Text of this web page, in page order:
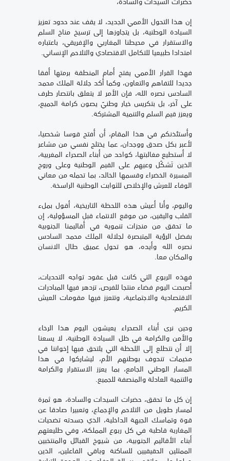
إن هذا التحول الأممي الجديد، لا يقف عند حدود تعزيز
السيادة الوطنية، بل يتجاوزها إلى ترسيخ مناخ السلم
والاستقرار في محيطنا المغاربي والإفريقي، باعتباره
امتدادا طبيعيا للتكامل الاقتصادي والتلاحم الإنساني.
فهذا القرار الأممي يفتح أمام المنطقة برمتها أفقا
جديدا للتفاهم والتعاون، وكما أكد جلالة الملك محمد
السادس نصره الله، فإن الأمر لا يتعلق بانتصار طرف
على آخر، بل بتكريس خيار وطنيّ يصون كرامة الجميع،
ويعزز قيم السلم والتنمية المشتركة.
وأستئذنكم في هذا المقام، أن أفتح قوسا شخصيا،
لأعبر بكل صدق ووجدان، عما يختلج نفسي من مشاعر
لا أستطيع مغالبتها، كواحد من أبناء الصحراء المغربية،
الذين تَشكّل وعيهم على القيم الوطنية وعلى وروح
المسيرة الخضراء وقسمها الخالد، بما تحمله من معاني
الوفاء للعرش والإخلاص للثوابت الوطنية الراسخة.
واليوم، وأنا أعيش هذه اللحظة التاريخية، أقول بملء
القلب واليقين، من موقع الانتماء قبل المسؤولية، إن
ما تحقق من منجزات تنموية في أقاليمنا الجنوبية
بفضل الرؤية المتبصرة لجلالة الملك محمد السادس
نصره الله وأيده، هو تحول عميق طال الانسان
والمكان معا.
فهذه الربوع التي كانت قبل عقود تواجه التحديات،
أصبحت اليوم فضاء منتجا للفرص، تزدهر فيها المبادرات
الاقتصادية والاجتماعية، وتتعزز فيها مقومات العيش
الكريم.
وحين نرى أبناء الصحراء يعيشون اليوم هذا الرخاء
والأمن والكرامة في ظل السيادة الوطنية، لا يسعنا
إلا أن نتطلع إلى اللحظة التي يلتحق فيها إخواننا في
مخيمات تندوف بوطنهم الأم، ليشاركوا في هذا
المسار الوطني الجامع، بما يعزز الاستقرار والكرامة
والتنمية العادلة والمنصفة للجميع.
إن كل ما تحقق، حضرات السيدات والسادة، هو ثمرة
لمسار طويل من التلاحم والإجماع، وتعبيرا صادقا عن
قوة وتماسك الجبهة الداخلية، الذي جسدته تضحيات
المغاربة قاطبة في كل ربوع المملكة، وفي طليعتهم
أبناء الأقاليم الجنوبية، من شيوخ القبائل والمنتخبين
الممثلين الحقيقيين للساكنة وباقي الفاعلين، الذين